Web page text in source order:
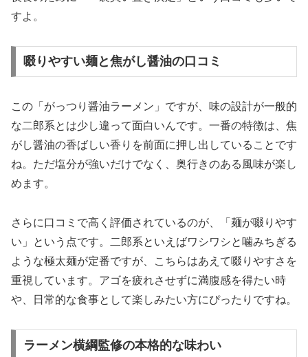
すよ。
啜りやすい麺と焦がし醤油の口コミ
この「がっつり醤油ラーメン」ですが、味の設計が一般的
な二郎系とは少し違って面白いんです。一番の特徴は、 焦
がし醤油の香ばしい香り を前面に押し出していることです
ね。ただ塩分が強いだけでなく、奥行きのある風味が楽し
めます。
さらに口コミで高く評価されているのが、「麺が啜りやす
い」という点です。二郎系といえばワシワシと噛みちぎる
ような極太麺が定番ですが、こちらはあえて啜りやすさを
重視しています。アゴを疲れさせずに満腹感を得たい時
や、日常的な食事として楽しみたい方にぴったりですね。
ラーメン横綱監修の本格的な味わい